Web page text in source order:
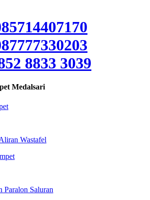
8833 3039
Medalsari
Wastafel
Paralon Saluran